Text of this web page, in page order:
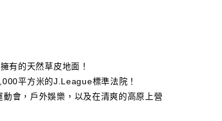
有的天然草皮地面！
平方米的J.League標準法院！
會，戶外娛樂，以及在清爽的高原上營